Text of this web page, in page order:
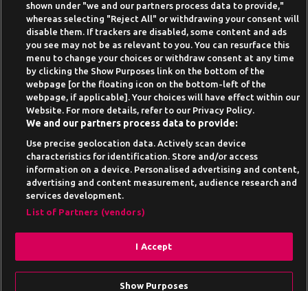
Online Casino Demo spielen
Casino Bonus ohne Einzahlung
50 Freispiele für 1 Euro
Online Casino Paypal
News-Archiv
Drehe am Gamesbasis Glücksrad und
erhalte Freespins.
Suchtrisiken, Glücksspiel kann süchtig machen - Hilfe finden Sie auf
Deutschland lizenziertund werden von der
shown under "we and our partners process data to provide,"
whereas selecting "Reject All" or withdrawing your consent will
disable them. If trackers are disabled, some content and ads
you see may not be as relevant to you. You can resurface this
menu to change your choices or withdraw consent at any time
by clicking the Show Purposes link on the bottom of the
webpage [or the floating icon on the bottom-left of the
webpage, if applicable]. Your choices will have effect within our
Website. For more details, refer to our Privacy Policy.
We and our partners process data to provide:
Use precise geolocation data. Actively scan device
characteristics for identification. Store and/or access
information on a device. Personalised advertising and content,
advertising and content measurement, audience research and
services development.
List of Partners (vendors)
I Accept
Show Purposes